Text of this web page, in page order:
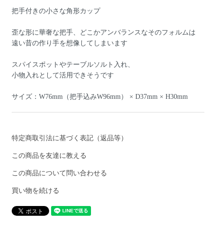
把手付きの小さな角形カップ
歪な形に華奢な把手、どこかアンバランスなそのフォルムは
遠い昔の作り手を想像してしまいます
スパイスポットやテーブルソルト入れ、
小物入れとして活用できそうです
サイズ：W76mm（把手込みW96mm） × D37mm × H30mm
特定商取引法に基づく表記（返品等）
この商品を友達に教える
この商品について問い合わせる
買い物を続ける